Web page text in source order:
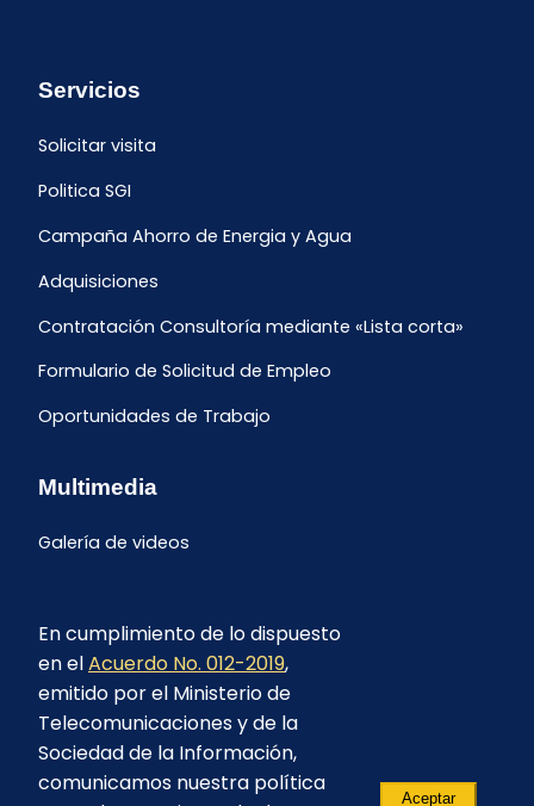
Servicios
Solicitar visita
Politica SGI
Campaña Ahorro de Energia y Agua
Adquisiciones
Contratación Consultoría mediante «Lista corta»
Formulario de Solicitud de Empleo
Oportunidades de Trabajo
Multimedia
Galería de videos
En cumplimiento de lo dispuesto
en elAcuerdo No. 012-2019,
emitido por el Ministerio de
Telecomunicaciones y de la
Sociedad de la Información,
comunicamos nuestra política
Aceptar